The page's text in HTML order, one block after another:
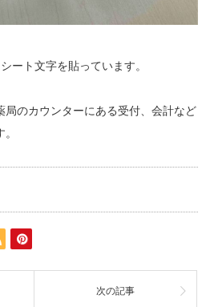
ート文字を貼っています。
局のカウンターにある受付、会計など
次の記事